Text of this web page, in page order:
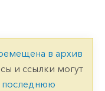
в архив
и ссылки могут